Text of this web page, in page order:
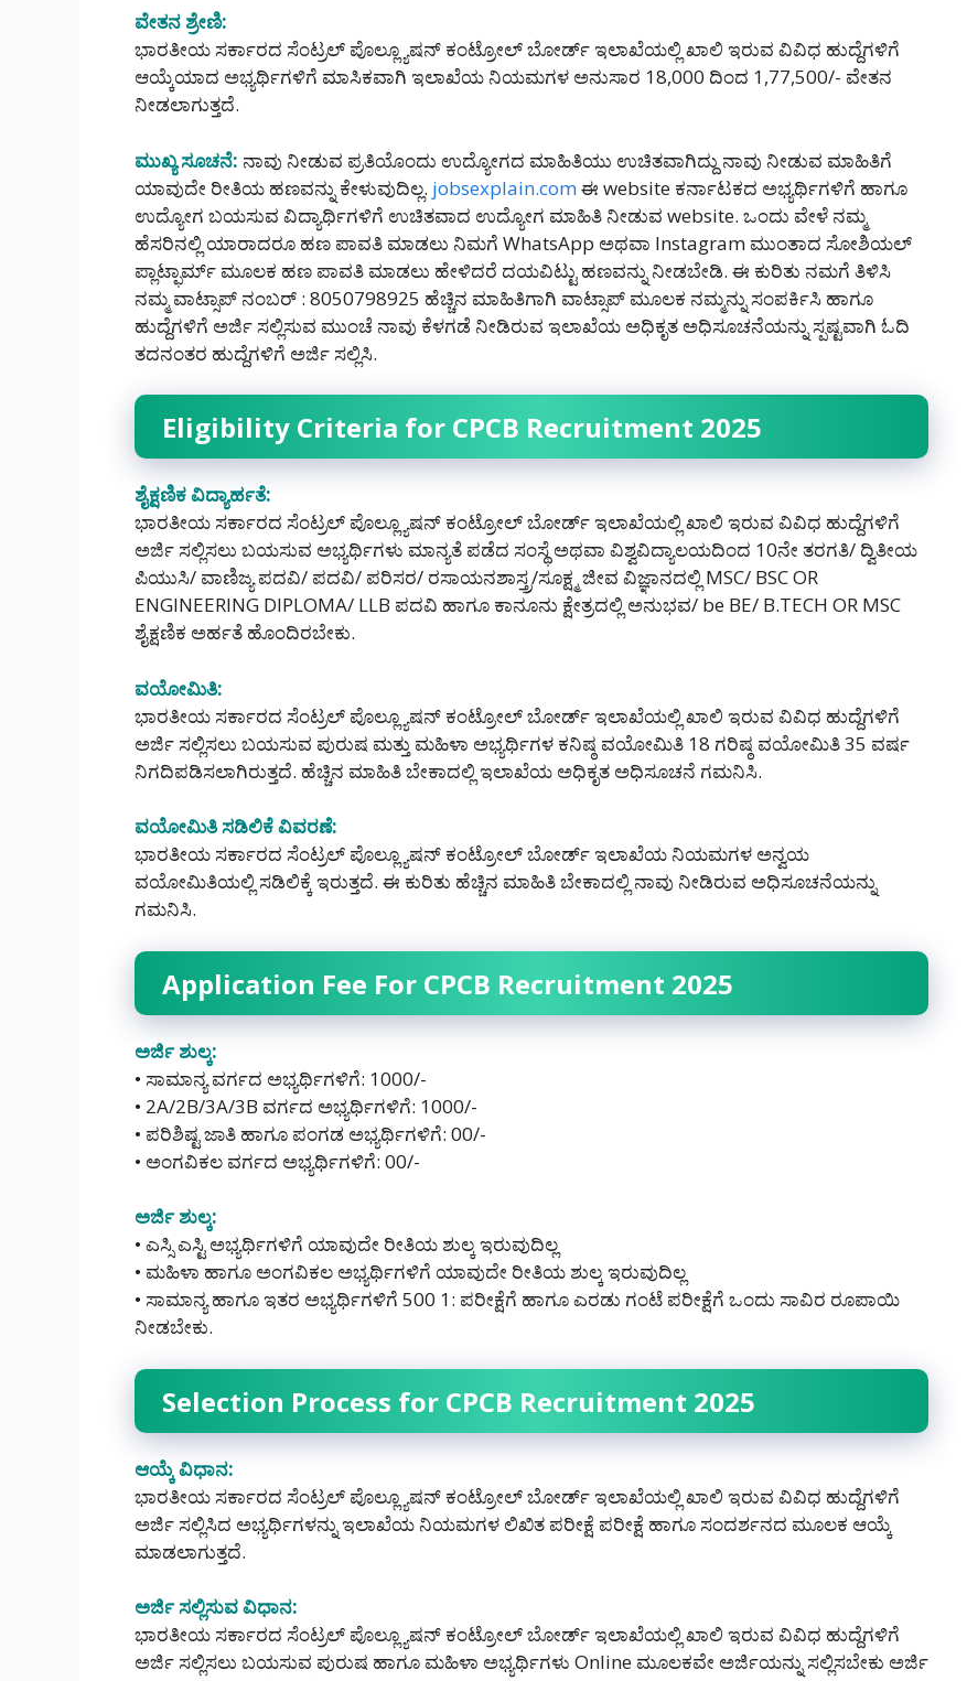
ವೇತನ ಶ್ರೇಣಿ:
ಭಾರತೀಯ ಸರ್ಕಾರದ ಸೆಂಟ್ರಲ್ ಪೊಲ್ಲ್ಯೂಷನ್ ಕಂಟ್ರೋಲ್ ಬೋರ್ಡ್ ಇಲಾಖೆಯಲ್ಲಿ ಖಾಲಿ ಇರುವ ವಿವಿಧ ಹುದ್ದೆಗಳಿಗೆ
ಆಯ್ಕೆಯಾದ ಅಭ್ಯರ್ಥಿಗಳಿಗೆ ಮಾಸಿಕವಾಗಿ ಇಲಾಖೆಯ ನಿಯಮಗಳ ಅನುಸಾರ 18,000 ದಿಂದ 1,77,500/- ವೇತನ
ನೀಡಲಾಗುತ್ತದೆ.
ಮುಖ್ಯ ಸೂಚನೆ: ನಾವು ನೀಡುವ ಪ್ರತಿಯೊಂದು ಉದ್ಯೋಗದ ಮಾಹಿತಿಯು ಉಚಿತವಾಗಿದ್ದು ನಾವು ನೀಡುವ ಮಾಹಿತಿಗೆ
ಯಾವುದೇ ರೀತಿಯ ಹಣವನ್ನು ಕೇಳುವುದಿಲ್ಲ. jobsexplain.comಈ website ಕರ್ನಾಟಕದ ಅಭ್ಯರ್ಥಿಗಳಿಗೆ ಹಾಗೂ
ಉದ್ಯೋಗ ಬಯಸುವ ವಿದ್ಯಾರ್ಥಿಗಳಿಗೆ ಉಚಿತವಾದ ಉದ್ಯೋಗ ಮಾಹಿತಿ ನೀಡುವ website. ಒಂದು ವೇಳೆ ನಮ್ಮ
ಹೆಸರಿನಲ್ಲಿ ಯಾರಾದರೂ ಹಣ ಪಾವತಿ ಮಾಡಲು ನಿಮಗೆ WhatsApp ಅಥವಾ Instagram ಮುಂತಾದ ಸೋಶಿಯಲ್
ಪ್ಲಾಟ್ಫಾರ್ಮ್ ಮೂಲಕ ಹಣ ಪಾವತಿ ಮಾಡಲು ಹೇಳಿದರೆ ದಯವಿಟ್ಟು ಹಣವನ್ನು ನೀಡಬೇಡಿ‌. ಈ ಕುರಿತು ನಮಗೆ ತಿಳಿಸಿ
ನಮ್ಮ ವಾಟ್ಸಾಪ್ ನಂಬರ್ : 8050798925 ಹೆಚ್ಚಿನ ಮಾಹಿತಿಗಾಗಿ ವಾಟ್ಸಾಪ್ ಮೂಲಕ ನಮ್ಮನ್ನು ಸಂಪರ್ಕಿಸಿ ಹಾಗೂ
ಹುದ್ದೆಗಳಿಗೆ ಅರ್ಜಿ ಸಲ್ಲಿಸುವ ಮುಂಚೆ ನಾವು ಕೆಳಗಡೆ ನೀಡಿರುವ ಇಲಾಖೆಯ ಅಧಿಕೃತ ಅಧಿಸೂಚನೆಯನ್ನು ಸ್ಪಷ್ಟವಾಗಿ ಓದಿ
ತದನಂತರ ಹುದ್ದೆಗಳಿಗೆ ಅರ್ಜಿ ಸಲ್ಲಿಸಿ.
Eligibility Criteria for CPCB Recruitment 2025
ಶೈಕ್ಷಣಿಕ ವಿದ್ಯಾರ್ಹತೆ:
ಭಾರತೀಯ ಸರ್ಕಾರದ ಸೆಂಟ್ರಲ್ ಪೊಲ್ಲ್ಯೂಷನ್ ಕಂಟ್ರೋಲ್ ಬೋರ್ಡ್ ಇಲಾಖೆಯಲ್ಲಿ ಖಾಲಿ ಇರುವ ವಿವಿಧ ಹುದ್ದೆಗಳಿಗೆ
ಅರ್ಜಿ ಸಲ್ಲಿಸಲು ಬಯಸುವ ಅಭ್ಯರ್ಥಿಗಳು ಮಾನ್ಯತೆ ಪಡೆದ ಸಂಸ್ಥೆ ಅಥವಾ ವಿಶ್ವವಿದ್ಯಾಲಯದಿಂದ 10ನೇ ತರಗತಿ/ ದ್ವಿತೀಯ
ಪಿಯುಸಿ/ ವಾಣಿಜ್ಯ ಪದವಿ/ ಪದವಿ/ ಪರಿಸರ/ ರಸಾಯನಶಾಸ್ತ್ರ/ಸೂಕ್ಷ್ಮ ಜೀವ ವಿಜ್ಞಾನದಲ್ಲಿ MSC/ BSC OR
ENGINEERING DIPLOMA/ LLB ಪದವಿ ಹಾಗೂ ಕಾನೂನು ಕ್ಷೇತ್ರದಲ್ಲಿ ಅನುಭವ/ be BE/ B.TECH OR MSC
ಶೈಕ್ಷಣಿಕ ಅರ್ಹತೆ ಹೊಂದಿರಬೇಕು.
ವಯೋಮಿತಿ:
ಭಾರತೀಯ ಸರ್ಕಾರದ ಸೆಂಟ್ರಲ್ ಪೊಲ್ಲ್ಯೂಷನ್ ಕಂಟ್ರೋಲ್ ಬೋರ್ಡ್ ಇಲಾಖೆಯಲ್ಲಿ ಖಾಲಿ ಇರುವ ವಿವಿಧ ಹುದ್ದೆಗಳಿಗೆ
ಅರ್ಜಿ ಸಲ್ಲಿಸಲು ಬಯಸುವ ಪುರುಷ ಮತ್ತು ಮಹಿಳಾ ಅಭ್ಯರ್ಥಿಗಳ ಕನಿಷ್ಠ ವಯೋಮಿತಿ 18 ಗರಿಷ್ಠ ವಯೋಮಿತಿ 35 ವರ್ಷ
ನಿಗದಿಪಡಿಸಲಾಗಿರುತ್ತದೆ. ಹೆಚ್ಚಿನ ಮಾಹಿತಿ ಬೇಕಾದಲ್ಲಿ ಇಲಾಖೆಯ ಅಧಿಕೃತ ಅಧಿಸೂಚನೆ ಗಮನಿಸಿ.
ವಯೋಮಿತಿ ಸಡಿಲಿಕೆ ವಿವರಣೆ:
ಭಾರತೀಯ ಸರ್ಕಾರದ ಸೆಂಟ್ರಲ್ ಪೊಲ್ಲ್ಯೂಷನ್ ಕಂಟ್ರೋಲ್ ಬೋರ್ಡ್ ಇಲಾಖೆಯ ನಿಯಮಗಳ ಅನ್ವಯ
ವಯೋಮಿತಿಯಲ್ಲಿ ಸಡಿಲಿಕ್ಕೆ ಇರುತ್ತದೆ. ಈ ಕುರಿತು ಹೆಚ್ಚಿನ ಮಾಹಿತಿ ಬೇಕಾದಲ್ಲಿ ನಾವು ನೀಡಿರುವ ಅಧಿಸೂಚನೆಯನ್ನು
ಗಮನಿಸಿ.
Application Fee For CPCB Recruitment 2025
ಅರ್ಜಿ ಶುಲ್ಕ:
• ಸಾಮಾನ್ಯ ವರ್ಗದ ಅಭ್ಯರ್ಥಿಗಳಿಗೆ: 1000/-
• 2A/2B/3A/3B ವರ್ಗದ ಅಭ್ಯರ್ಥಿಗಳಿಗೆ: 1000/-
• ಪರಿಶಿಷ್ಟ ಜಾತಿ ಹಾಗೂ ಪಂಗಡ ಅಭ್ಯರ್ಥಿಗಳಿಗೆ: 00/-
• ಅಂಗವಿಕಲ ವರ್ಗದ ಅಭ್ಯರ್ಥಿಗಳಿಗೆ: 00/-
ಅರ್ಜಿ ಶುಲ್ಕ:
• ಎಸ್ಸಿ ಎಸ್ಟಿ ಅಭ್ಯರ್ಥಿಗಳಿಗೆ ಯಾವುದೇ ರೀತಿಯ ಶುಲ್ಕ ಇರುವುದಿಲ್ಲ
• ಮಹಿಳಾ ಹಾಗೂ ಅಂಗವಿಕಲ ಅಭ್ಯರ್ಥಿಗಳಿಗೆ ಯಾವುದೇ ರೀತಿಯ ಶುಲ್ಕ ಇರುವುದಿಲ್ಲ
• ಸಾಮಾನ್ಯ ಹಾಗೂ ಇತರ ಅಭ್ಯರ್ಥಿಗಳಿಗೆ 500 1: ಪರೀಕ್ಷೆಗೆ ಹಾಗೂ ಎರಡು ಗಂಟೆ ಪರೀಕ್ಷೆಗೆ ಒಂದು ಸಾವಿರ ರೂಪಾಯಿ
ನೀಡಬೇಕು.
Selection Process for CPCB Recruitment 2025
ಆಯ್ಕೆ ವಿಧಾನ:
ಭಾರತೀಯ ಸರ್ಕಾರದ ಸೆಂಟ್ರಲ್ ಪೊಲ್ಲ್ಯೂಷನ್ ಕಂಟ್ರೋಲ್ ಬೋರ್ಡ್ ಇಲಾಖೆಯಲ್ಲಿ ಖಾಲಿ ಇರುವ ವಿವಿಧ ಹುದ್ದೆಗಳಿಗೆ
ಅರ್ಜಿ ಸಲ್ಲಿಸಿದ ಅಭ್ಯರ್ಥಿಗಳನ್ನು ಇಲಾಖೆಯ ನಿಯಮಗಳ ಲಿಖಿತ ಪರೀಕ್ಷೆ ಪರೀಕ್ಷೆ ಹಾಗೂ ಸಂದರ್ಶನದ ಮೂಲಕ ಆಯ್ಕೆ
ಮಾಡಲಾಗುತ್ತದೆ.
ಅರ್ಜಿ ಸಲ್ಲಿಸುವ ವಿಧಾನ:
ಭಾರತೀಯ ಸರ್ಕಾರದ ಸೆಂಟ್ರಲ್ ಪೊಲ್ಲ್ಯೂಷನ್ ಕಂಟ್ರೋಲ್ ಬೋರ್ಡ್ ಇಲಾಖೆಯಲ್ಲಿ ಖಾಲಿ ಇರುವ ವಿವಿಧ ಹುದ್ದೆಗಳಿಗೆ
ಅರ್ಜಿ ಸಲ್ಲಿಸಲು ಬಯಸುವ ಪುರುಷ ಹಾಗೂ ಮಹಿಳಾ ಅಭ್ಯರ್ಥಿಗಳು Online ಮೂಲಕವೇ ಅರ್ಜಿಯನ್ನು ಸಲ್ಲಿಸಬೇಕು ಅರ್ಜಿ